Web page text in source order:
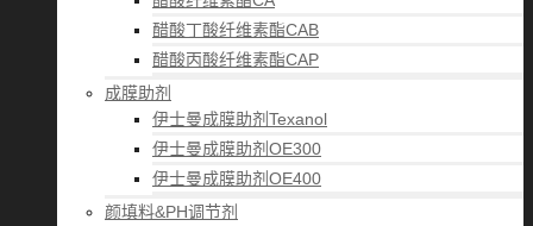
醋酸丁酸纤维素酯CAB
醋酸丙酸纤维素酯CAP
成膜助剂
伊士曼成膜助剂Texanol
伊士曼成膜助剂OE300
伊士曼成膜助剂OE400
颜填料&PH调节剂